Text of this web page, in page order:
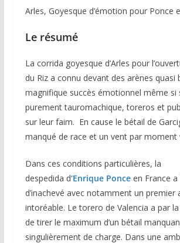
Arles, Goyesque d’émotion pour Ponce
Le résumé
La corrida goyesque d’Arles pour
du Riz a connu devant des arènes quasi
magnifique succès émotionnel même si
purement tauromachique, toreros et
sur leur faim. En cause le bétail de
manqué de race et un vent par moment
Dans ces conditions particulières, la
despedida d‘Enrique Ponceen France a
d’inachevé avec notamment un premier
intoréable. Le torero de Valencia a par
de tirer le maximum d’un bétail
singulièrement de charge. Dans une